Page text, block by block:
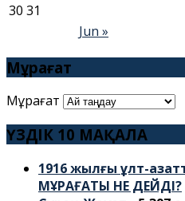
Jun »
30 31
Мұрағат
Мұрағат
ҮЗДІК 10 МАҚАЛА
1916 жылғы ұлт-
МҰРАҒАТЫ НЕ ДЕЙДІ?